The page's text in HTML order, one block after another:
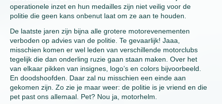
operationele inzet en hun medailles zijn niet veilig voor de
politie die geen kans onbenut laat om ze aan te houden.
De laatste jaren zijn bijna alle grotere motorevenementen
verboden op advies van de politie. Te gevaarlijk! Jaaa,
misschien komen er wel leden van verschillende motorclubs
tegelijk die dan onderling ruzie gaan staan maken. Over het
van elkaar pikken van insignes, logo’s en colors bijvoorbeeld.
En doodshoofden. Daar zal nu misschien een einde aan
gekomen zijn. Zo zie je maar weer: de politie is je vriend en die
pet past ons allemaal. Pet? Nou ja, motorhelm.